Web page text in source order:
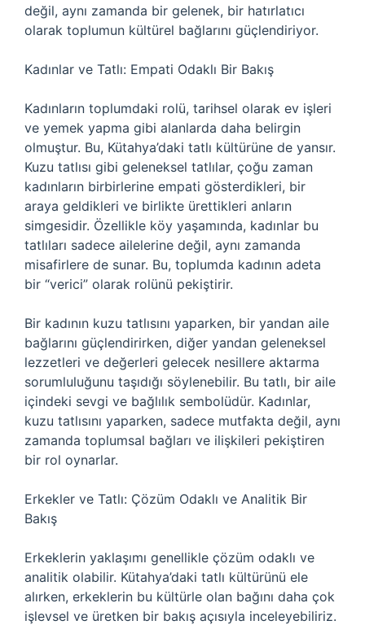
değil, aynı zamanda bir gelenek, bir hatırlatıcı
olarak toplumun kültürel bağlarını güçlendiriyor.
Kadınlar ve Tatlı: Empati Odaklı Bir Bakış
Kadınların toplumdaki rolü, tarihsel olarak ev işleri
ve yemek yapma gibi alanlarda daha belirgin
olmuştur. Bu, Kütahya’daki tatlı kültürüne de yansır.
Kuzu tatlısı gibi geleneksel tatlılar, çoğu zaman
kadınların birbirlerine empati gösterdikleri, bir
araya geldikleri ve birlikte ürettikleri anların
simgesidir. Özellikle köy yaşamında, kadınlar bu
tatlıları sadece ailelerine değil, aynı zamanda
misafirlere de sunar. Bu, toplumda kadının adeta
bir “verici” olarak rolünü pekiştirir.
Bir kadının kuzu tatlısını yaparken, bir yandan aile
bağlarını güçlendirirken, diğer yandan geleneksel
lezzetleri ve değerleri gelecek nesillere aktarma
sorumluluğunu taşıdığı söylenebilir. Bu tatlı, bir aile
içindeki sevgi ve bağlılık sembolüdür. Kadınlar,
kuzu tatlısını yaparken, sadece mutfakta değil, aynı
zamanda toplumsal bağları ve ilişkileri pekiştiren
bir rol oynarlar.
Erkekler ve Tatlı: Çözüm Odaklı ve Analitik Bir
Bakış
Erkeklerin yaklaşımı genellikle çözüm odaklı ve
analitik olabilir. Kütahya’daki tatlı kültürünü ele
alırken, erkeklerin bu kültürle olan bağını daha çok
işlevsel ve üretken bir bakış açısıyla inceleyebiliriz.